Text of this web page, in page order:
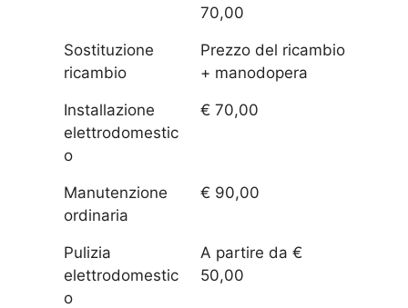
70,00
Sostituzione
ricambio
Prezzo del ricambio
+ manodopera
Installazione
elettrodomestic
o
€ 70,00
Manutenzione
ordinaria
€ 90,00
Pulizia
elettrodomestic
o
A partire da €
50,00